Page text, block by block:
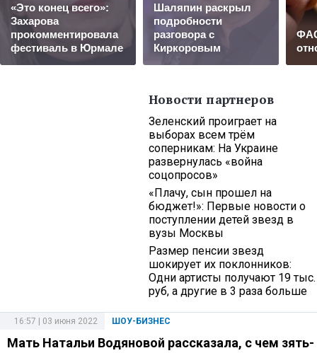
«Это конец всего»:
Захарова
прокомментировала
фестиваль в Юрмале
Шаляпин раскрыл
подробности
разговора с
Киркоровым
Новости партнеров
Зеленский проиграет на
выборах всем трём
соперникам: На Украине
развернулась «война
соцопросов»
«Плачу, сын прошел на
бюджет!»: Первые новости о
поступлении детей звезд в
вузы Москвы
Размер пенсии звезд
шокирует их поклонников:
Одни артисты получают 19 тыс.
руб, а другие в 3 раза больше
ШОУ-БИЗНЕС
16:57 | 03 июня 2022
Мать Натальи Водяновой рассказала, с чем зять-